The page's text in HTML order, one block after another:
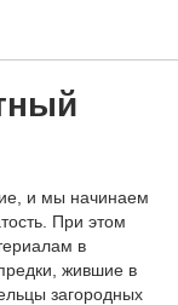
и мы начинаем
При этом
в
жившие в
загородных